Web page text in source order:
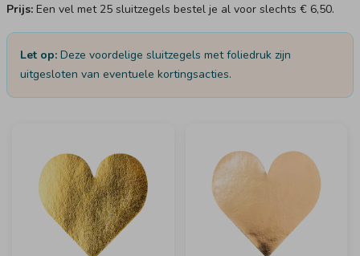
Prijs: Een vel met 25 sluitzegels bestel je al voor slechts € 6,50.
Let op: Deze voordelige sluitzegels met foliedruk zijn
uitgesloten van eventuele kortingsacties.